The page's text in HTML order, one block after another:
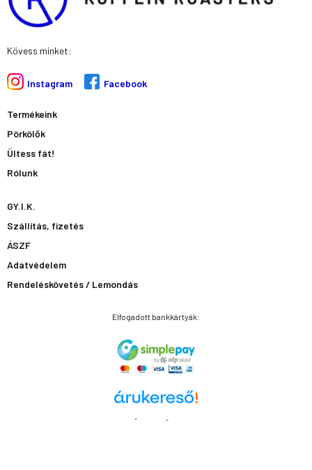
Kövess minket:
Instagram Facebook
Termékeink
Pörkölők
Ültess fát!
Rólunk
GY.I.K.
Szállítás, fizetés
ÁSZF
Adatvédelem
Rendeléskövetés / Lemondás
Elfogadott bankkártyák:
Árukereső.hu